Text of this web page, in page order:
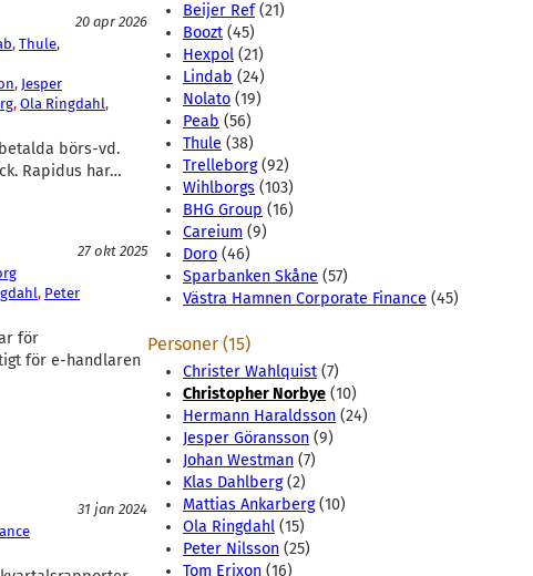
20 apr 2026
, Thule
, Jesper
, Ola Ringdahl
börs-vd.
Rapidus har…
27 okt 2025
, Peter
för
för e-handlaren
31 jan 2024
Beijer Ref(21)
Boozt (45)
Hexpol (21)
Lindab (24)
Nolato (19)
Peab (56)
Thule (38)
Trelleborg(92)
Wihlborgs (103)
BHG Group (16)
Careium (9)
Doro (46)
Sparbanken Skåne (57)
Västra Hamnen Corporate Finance (45)
Personer (15)
Christer Wahlquist (7)
Christopher Norbye (10)
Hermann Haraldsson (24)
Jesper Göransson (9)
Johan Westman (7)
Klas Dahlberg(2)
Mattias Ankarberg(10)
Ola Ringdahl (15)
Peter Nilsson (25)
Tom Erixon (16)